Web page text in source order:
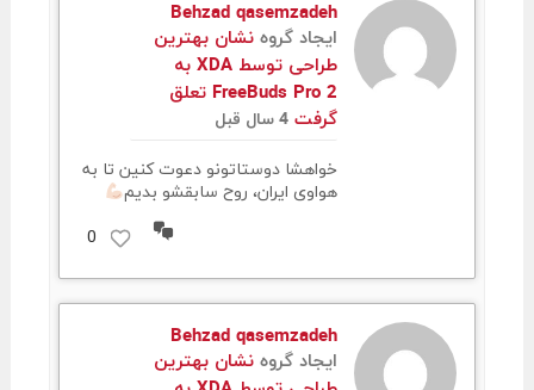
Behzad qasemzadeh
ایجاد گروهنشان بهترین
طراحی توسط XDA به
FreeBuds Pro 2 تعلق
گرفت 4 سال قبل
خواهشا دوستاتونو دعوت کنین تا به
هواوی ایران، روح سابقشو بدیم
مشاهده
مکالمات
0
Behzad qasemzadeh
ایجاد گروهنشان بهترین